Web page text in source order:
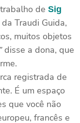
de Sig
Traudi Guida,
muitos objetos
disse a dona, que
registrada de
É um espaço
que você não
francês e